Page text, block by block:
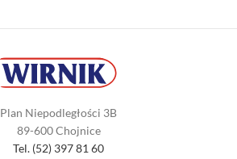
Plan Niepodległości 3B
89-600 Chojnice
Tel. (52) 397 81 60